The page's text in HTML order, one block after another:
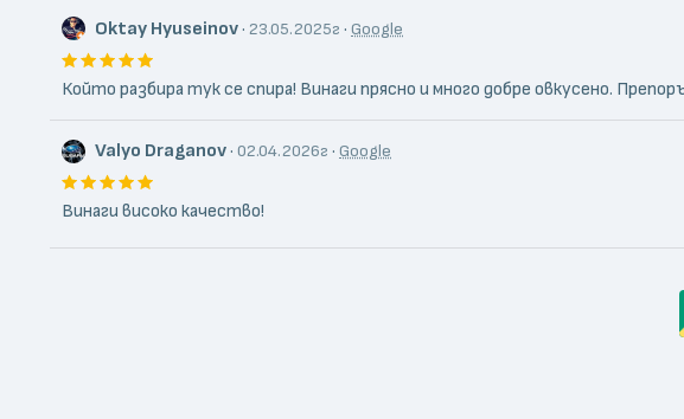
Oktay Hyuseinov· 23.05.2025г · Google
Който разбира тук се спира! Винаги прясно и много добре овкусено.
Valyo Draganov· 02.04.2026г · Google
Винаги високо качество!